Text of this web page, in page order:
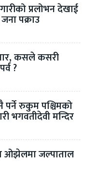
प्रलोभन देखाई
पक्राउ
कसले कसरी
?
रुकुम पश्चिमको
भगवतीदेवी मन्दिर
ओझेलमा जल्पाताल